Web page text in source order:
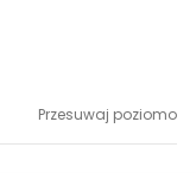
Przesuwaj poziomo